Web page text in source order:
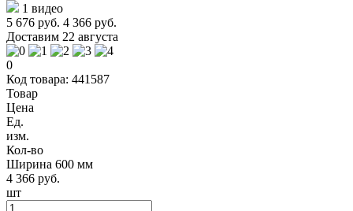
1 видео
5 676 руб. 4 366 руб.
Доставим 22 августа
0
Код товара: 441587
Товар
Цена
Ед.
изм.
Кол-во
Ширина 600 мм
4 366 руб.
шт